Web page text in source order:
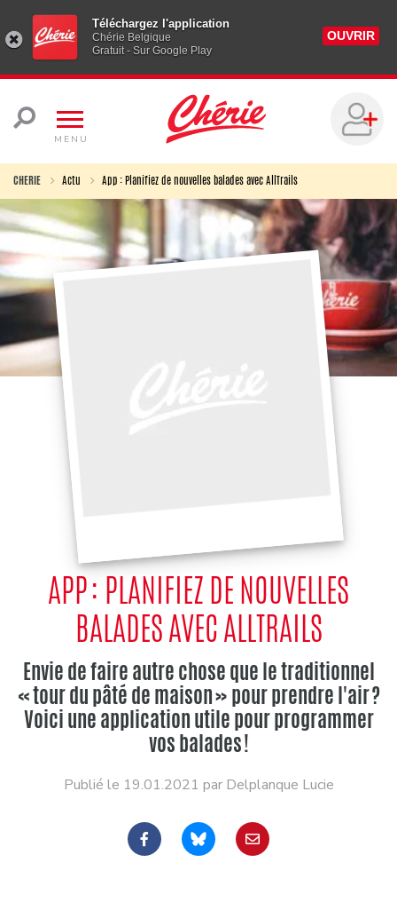
Téléchargez l'application
Chérie Belgique
Gratuit - Sur Google Play
OUVRIR
MENU
CHERIE Actu App : Planifiez de nouvelles balades avec AllTrails
APP : PLANIFIEZ DE NOUVELLES
BALADES AVEC ALLTRAILS
Envie de faire autre chose que le traditionnel
« tour du pâté de maison » pour prendre l'air ?
Voici une application utile pour programmer
vos balades !
Publié le 19.01.2021 par Delplanque Lucie